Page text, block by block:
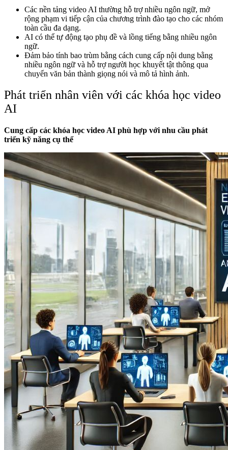
Các nền tảng video AI thường hỗ trợ nhiều ngôn ngữ, mở
rộng phạm vi tiếp cận của chương trình đào tạo cho các nhóm
toàn cầu đa dạng.
AI có thể tự động tạo phụ đề và lồng tiếng bằng nhiều ngôn
ngữ.
Đảm bảo tính bao trùm bằng cách cung cấp nội dung bằng
nhiều ngôn ngữ và hỗ trợ người học khuyết tật thông qua
chuyển văn bản thành giọng nói và mô tả hình ảnh.
Phát triển nhân viên với các khóa học video
AI
Cung cấp các khóa học video AI phù hợp với nhu cầu phát
triển kỹ năng cụ thể